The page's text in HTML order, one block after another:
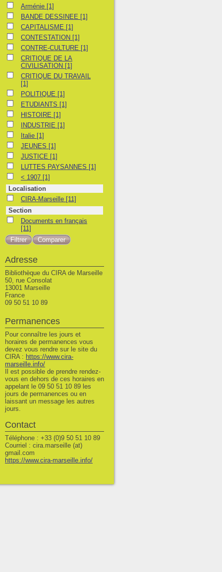
ArménieArménie [1]
BANDE DESSINEE
BANDE DESSINEE [1]
CAPITALISME
CAPITALISME [1]
CONTESTATION
CONTESTATION [1]
CONTRE-CULTURE
CONTRE-CULTURE [1]
CRITIQUE DE LA CIVILISATION
CRITIQUE DE LA
CIVILISATION [1]
CRITIQUE DU TRAVAIL
CRITIQUE DU TRAVAIL
[1]
POLITIQUE
POLITIQUE [1]
ETUDIANTS
ETUDIANTS [1]
HISTOIRE
HISTOIRE [1]
INDUSTRIE
INDUSTRIE [1]
Italie
Italie [1]
JEUNESJEUNES [1]
JUSTICEJUSTICE [1]
LUTTES PAYSANNES
LUTTES PAYSANNES [1]
< 1907< 1907 [1]
Localisation
CIRA-Marseille
CIRA-Marseille [11]
Section
Documents en français
Documents en français
[11]
Adresse
Bibliothèque du CIRA de Marseille
50, rue Consolat
13001 Marseille
France
09 50 51 10 89
Permanences
Pour connaître les jours et
horaires de permanences vous
devez vous rendre sur le site du
CIRA : https://www.cira-
marseille.info/
Il est possible de prendre rendez-
vous en dehors de ces horaires en
appelant le 09 50 51 10 89 les
jours de permanences ou en
laissant un message les autres
jours.
Contact
Téléphone : +33 (0)9 50 51 10 89
Courriel : cira.marseille (at)
gmail.com
https://www.cira-marseille.info/